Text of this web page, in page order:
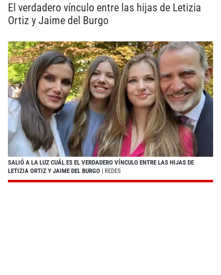
El verdadero vínculo entre las hijas de Letizia
Ortiz y Jaime del Burgo
SALIÓ A LA LUZ CUÁL ES EL VERDADERO VÍNCULO ENTRE LAS HIJAS DE
LETIZIA ORTIZ Y JAIME DEL BURGO | REDES